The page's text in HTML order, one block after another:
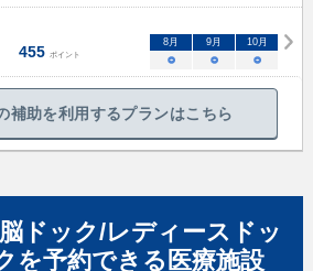
455 ポイント
8月 9月 10月
○ ○ ○
補助を利用するプランはこちら
ドック/レディースドッ
を予約できる 医療施設